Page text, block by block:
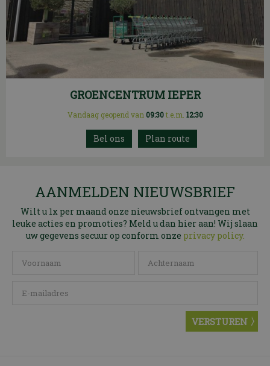
GROENCENTRUM IEPER
Vandaag geopend van 09:30t.e.m. 12:30
Plan route
AANMELDEN NIEUWSBRIEF
Wilt u 1x per maand onze nieuwsbrief ontvangen met
leuke acties en promoties? Meld u dan hier aan! Wij slaan
uw gegevens secuur op conform onze privacy policy.